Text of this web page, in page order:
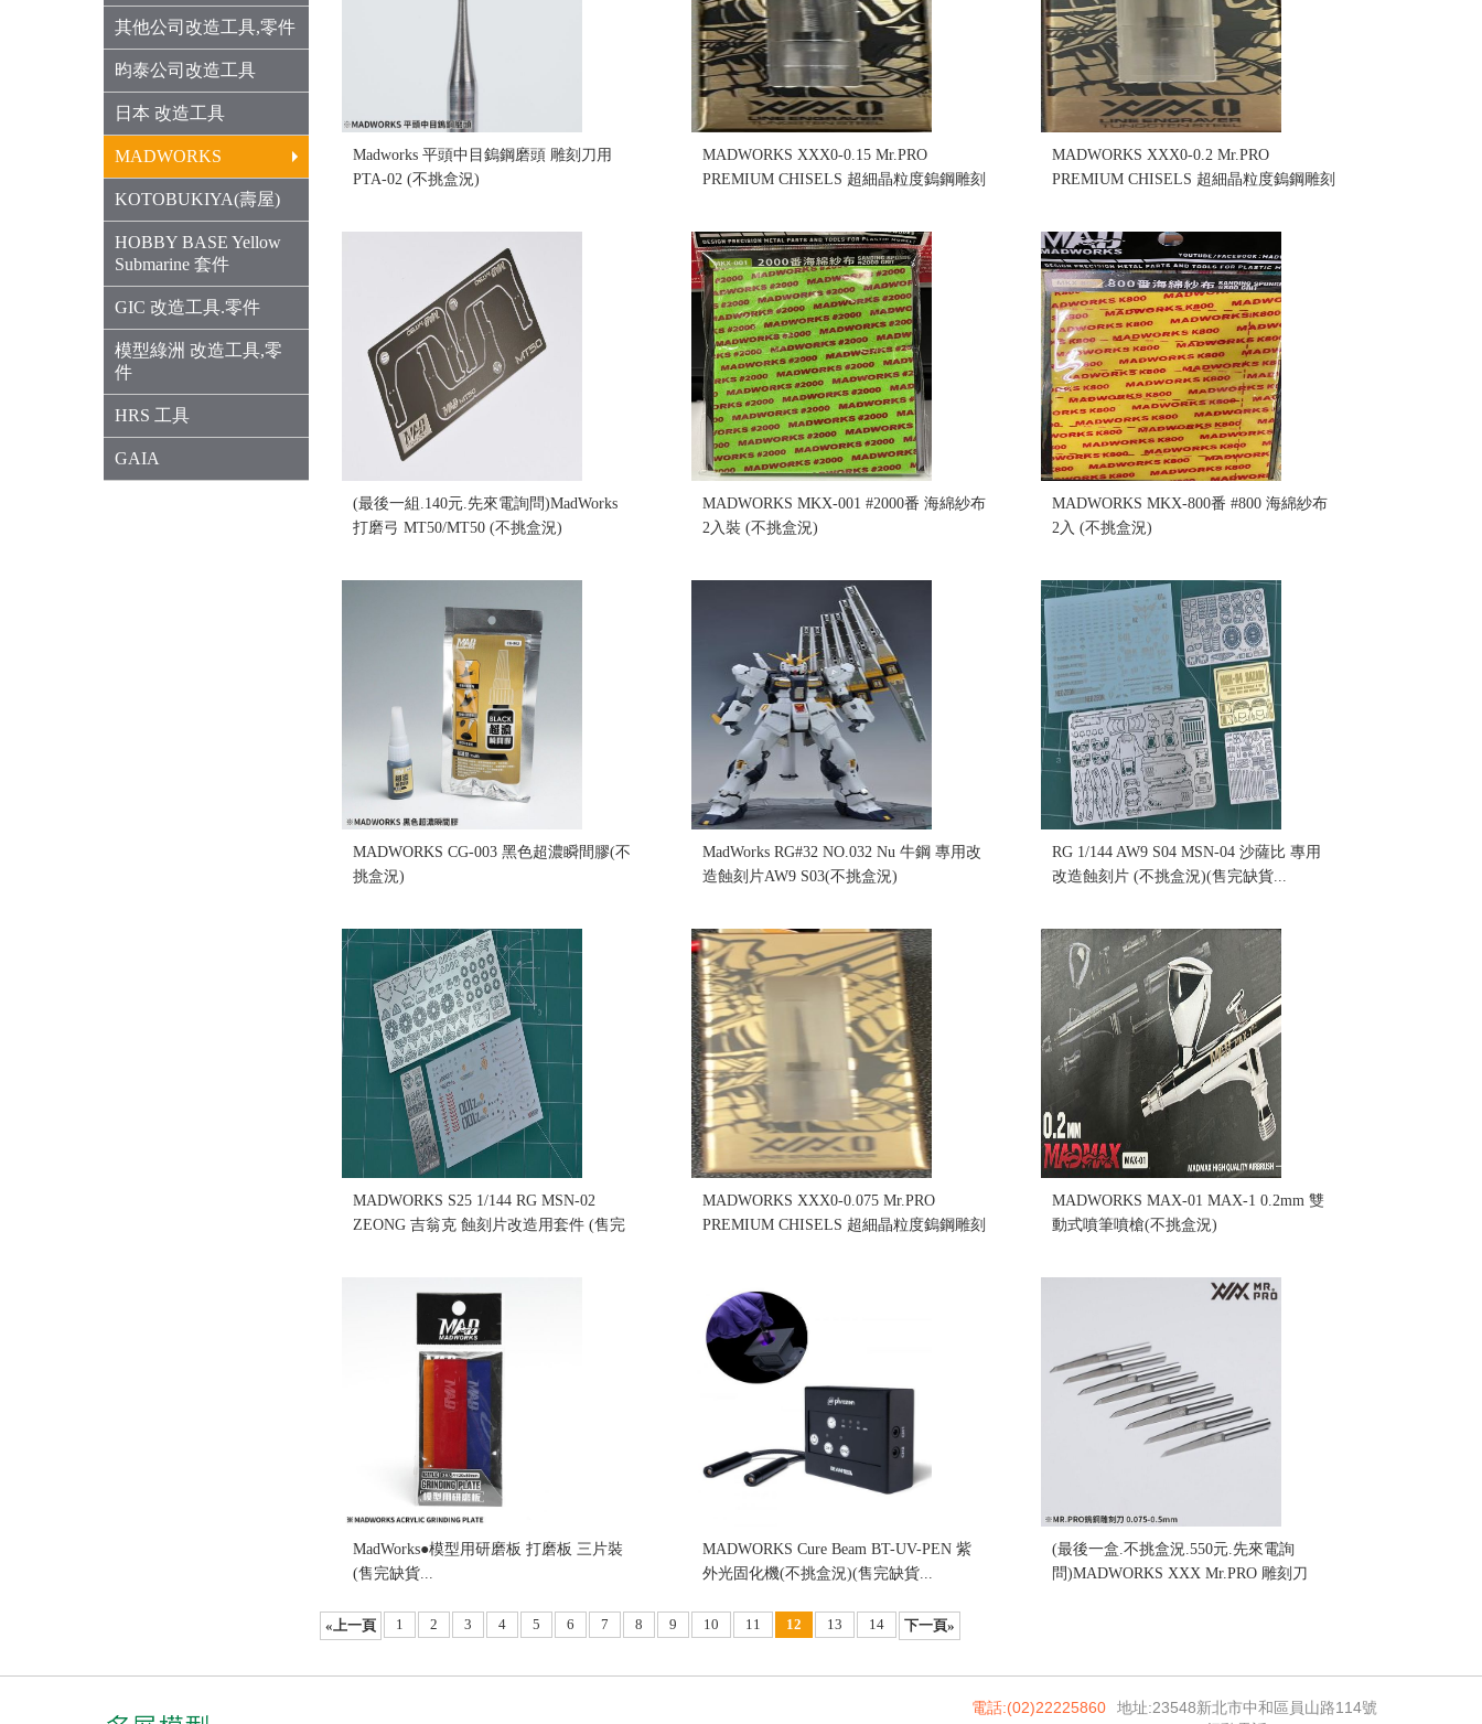
其他公司改造工具,零件
昀泰公司改造工具
日本 改造工具
MADWORKS
KOTOBUKIYA(壽屋)
HOBBY BASE Yellow
Submarine 套件
GIC 改造工具.零件
模型綠洲 改造工具,零
件
HRS 工具
GAIA
Madworks 平頭中目鎢鋼磨頭 雕刻刀用
PTA-02 (不挑盒況)
MADWORKS XXX0-0.15 Mr.PRO
PREMIUM CHISELS 超細晶粒度鎢鋼雕刻
售價:0
MADWORKS XXX0-0.2 Mr.PRO
PREMIUM CHISELS 超細晶粒度鎢鋼雕刻
售價:0
(最後一組.140元.先來電詢問)MadWorks
打磨弓 MT50/MT50 (不挑盒況)
MADWORKS MKX-001 #2000番 海綿紗布
2入裝 (不挑盒況)
MADWORKS MKX-800番 #800 海綿紗布
2入 (不挑盒況)
MADWORKS CG-003 黑色超濃瞬間膠(不
挑盒況)
MadWorks RG#32 NO.032 Nu 牛鋼 專用改
造蝕刻片AW9 S03(不挑盒況)
RG 1/144 AW9 S04 MSN-04 沙薩比 專用
改造蝕刻片 (不挑盒況)(售完缺貨...
MADWORKS S25 1/144 RG MSN-02
ZEONG 吉翁克 蝕刻片改造用套件 (售完
MADWORKS XXX0-0.075 Mr.PRO
PREMIUM CHISELS 超細晶粒度鎢鋼雕刻
MADWORKS MAX-01 MAX-1 0.2mm 雙
動式噴筆噴槍(不挑盒況)
MadWorks●模型用研磨板 打磨板 三片裝
(售完缺貨...
MADWORKS Cure Beam BT-UV-PEN 紫
外光固化機(不挑盒況)(售完缺貨...
(最後一盒.不挑盒況.550元.先來電詢
問)MADWORKS XXX Mr.PRO 雕刻刀
«上一頁 1 2 3 4 5 6 7 8 9 10 11 12 13 14 下一頁»
地址:23548新北市中和區員山路114號
電話:(02)22225860